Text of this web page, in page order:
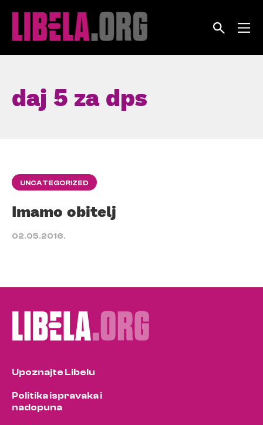
daj 5 za dps
UNCATEGORIZED
Imamo obitelj
02.05.2016.
Upoznajte Libelu
Politika ispravaka i
nadopuna